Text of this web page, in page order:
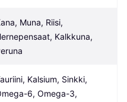
Muna, Riisi,
Kalkkuna,
Kalsium, Sinkki,
6, Omega-3,